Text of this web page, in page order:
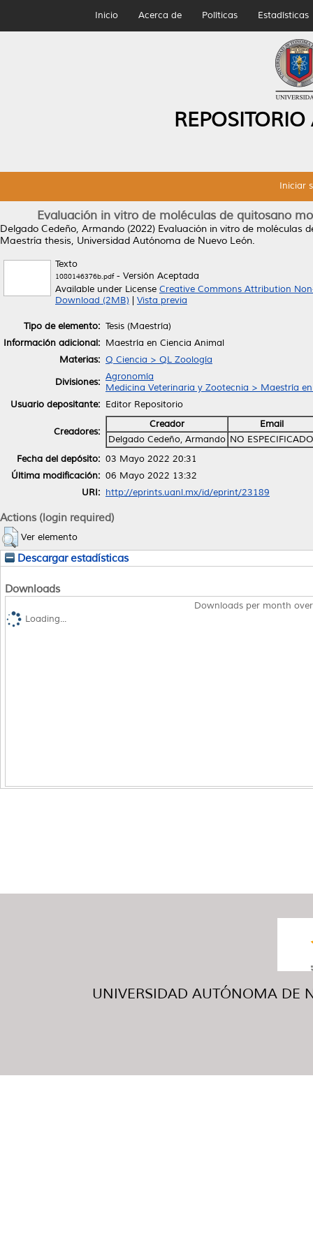
Inicio Acerca de Políticas Estadísticas
Iniciar
Evaluación in vitro de moléculas de quitosano
Delgado Cedeño, Armando (2022) Evaluación in vitro de moléculas
Maestría thesis, Universidad Autónoma de Nuevo León.
Texto
1080146376b.pdf- Versión Aceptada
Available under License Creative Commons Attribution
Download (2MB)
Vista previa
Tipo de elemento: Tesis (Maestría)
Información adicional: Maestría en Ciencia Animal
Materias: Q Ciencia > QL Zoología
Divisiones: Agronomía
Medicina Veterinaria y Zootecnia > Maestría
Usuario depositante: Editor Repositorio
Creadores:
Creador
Email
Delgado Cedeño, Armando NO ESPECIFICADO
Fecha del depósito: 03 Mayo 2022 20:31
Última modificación: 06 Mayo 2022 13:32
URI: http://eprints.uanl.mx/id/eprint/23189
Actions (login required)
Ver elemento
Descargar estadísticas
Downloads
Downloads per month
Loading...
UNIVERSIDAD AUTÓNOMA DE